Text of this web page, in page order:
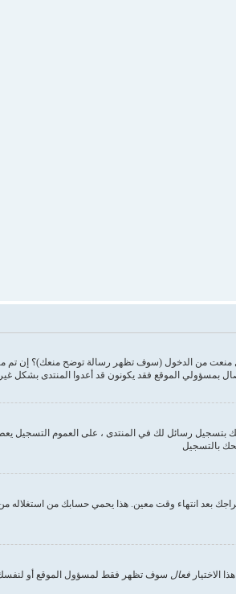
من الدخول (سوف تظهر رسالة توضح منعك)؟ إن
بمسؤولي الموقع فقد يكونون قد أعدوا المنتدى بشكل
بتسجيل رسائل لك في المنتدى ، على العموم
بالتسجيل
بعد انتهاء وقت معين. هذا يحمي حسابك من استغلاله
الاختيار فعال سوف تظهر فقط لمسؤول الموقع أو